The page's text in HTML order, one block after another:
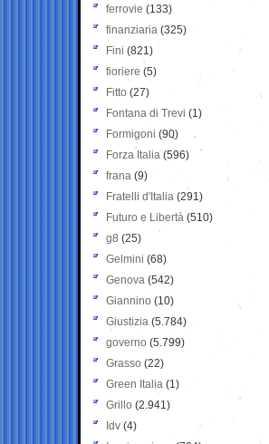
ferrovie (133)
finanziaria (325)
Fini (821)
fioriere (5)
Fitto (27)
Fontana di Trevi (1)
Formigoni (90)
Forza Italia (596)
frana (9)
Fratelli d'Italia (291)
Futuro e Libertà (510)
g8 (25)
Gelmini (68)
Genova (542)
Giannino (10)
Giustizia (5.784)
governo (5.799)
Grasso (22)
Green Italia (1)
Grillo (2.941)
Idv (4)